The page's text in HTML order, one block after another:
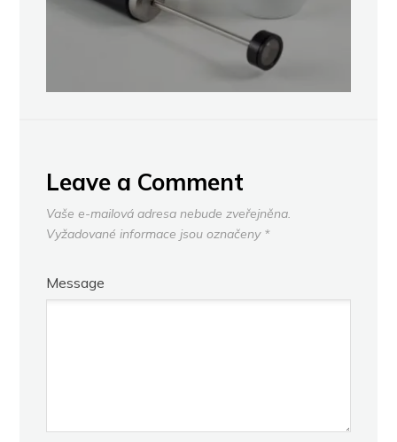
Leave a Comment
Vaše e-mailová adresa nebude zveřejněna.
Vyžadované informace jsou označeny *
Message